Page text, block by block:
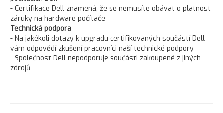
- Certifikace Dell znamená, že se nemusíte obávat o platnost
záruky na hardware počítače
Technická podpora
- Na jakékoli dotazy k upgradu certifikovaných součástí Dell
vám odpovědí zkušení pracovníci naší technické podpory
- Společnost Dell nepodporuje součásti zakoupené z jiných
zdrojů